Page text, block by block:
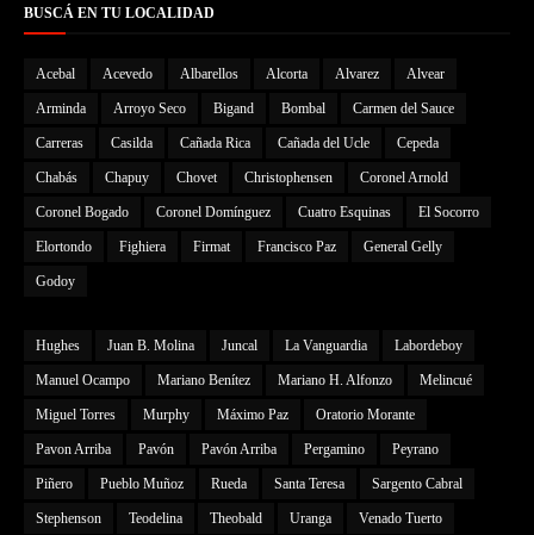
BUSCÁ EN TU LOCALIDAD
Acebal Acevedo Albarellos Alcorta Alvarez Alvear
Arminda Arroyo Seco Bigand Bombal Carmen del Sauce
Carreras Casilda Cañada Rica Cañada del Ucle Cepeda
Chabás Chapuy Chovet Christophensen Coronel Arnold
Coronel Bogado Coronel Domínguez Cuatro Esquinas El Socorro
Elortondo Fighiera Firmat Francisco Paz General Gelly
Godoy
Hughes Juan B. Molina Juncal La Vanguardia Labordeboy
Manuel Ocampo Mariano Benítez Mariano H. Alfonzo Melincué
Miguel Torres Murphy Máximo Paz Oratorio Morante
Pavon Arriba Pavón Pavón Arriba Pergamino Peyrano
Piñero Pueblo Muñoz Rueda Santa Teresa Sargento Cabral
Stephenson Teodelina Theobald Uranga Venado Tuerto